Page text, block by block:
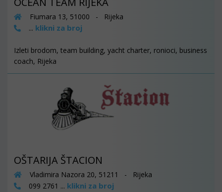
Fiumara 13, 51000 - Rijeka
... klikni za broj
Izleti brodom, team building, yacht charter, ronioci, business
coach, Rijeka
OŠTARIJA ŠTACION
Vladimira Nazora 20, 51211 - Rijeka
099 2761 ... klikni za broj